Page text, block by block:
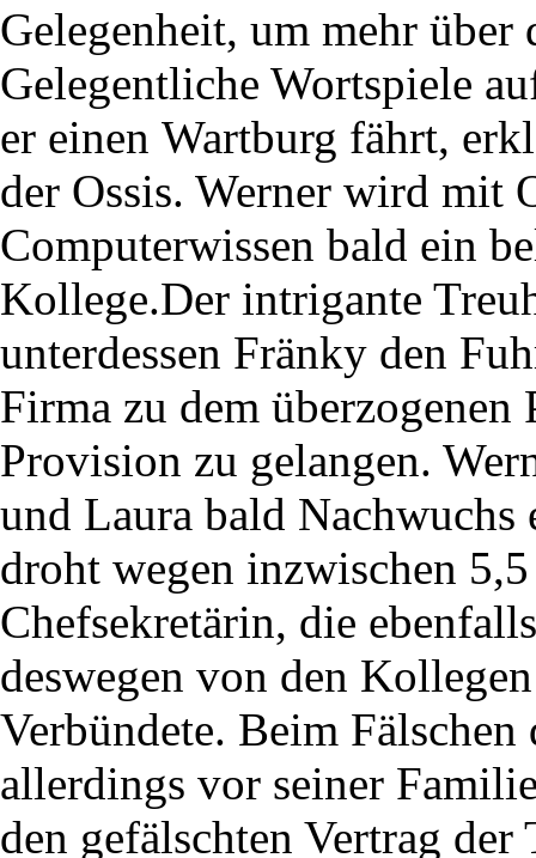
Gelegenheit, um mehr über
Gelegentliche Wortspiele
er einen Wartburg fährt,
der Ossis. Werner wird mit
Computerwissen bald ein
Kollege.Der intrigante
unterdessen Fränky den
Firma zu dem
Provision zu gelangen.
und Laura bald Nachwuchs
droht wegen inzwischen
Chefsekretärin, die
deswegen von den
Verbündete. Beim Fälschen
allerdings vor seiner
den gefälschten Vertrag